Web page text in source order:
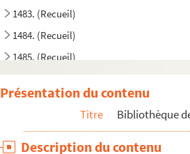
1483. (Recueil)
1484. (Recueil)
1485. (Recueil)
1486. (Recueil)
1487. (Recueil)
1489. Compendium theologice veritatis
Présentation du contenu
Titre Bibliothèque
Description du contenu